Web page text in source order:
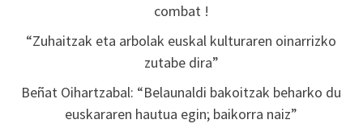
combat !
“Zuhaitzak eta arbolak euskal kulturaren oinarrizko
zutabe dira”
Beñat Oihartzabal: “Belaunaldi bakoitzak beharko du
euskararen hautua egin; baikorra naiz”